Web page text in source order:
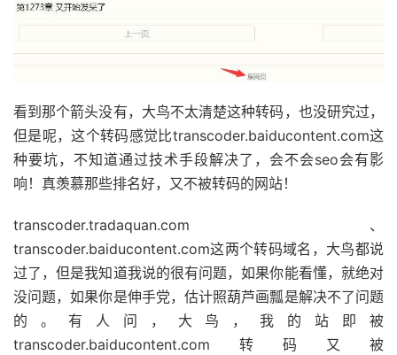
看到那个箭头没有，大鸟不太清楚这种转码，也没研究过，
但是呢，这个转码感觉比transcoder.baiducontent.com这
种要坑，不知道通过技术手段解决了，会不会seo会有影
响！真羡慕那些排名好，又不被转码的网站！
transcoder.tradaquan.com、
transcoder.baiducontent.com这两个转码域名，大鸟都说
过了，但是我知道我说的很有问题，如果你能看懂，就绝对
没问题，如果你是伸手党，估计照葫芦画瓢是解决不了问题
的。有人问，大鸟，我的站即被
transcoder.baiducontent.com转码又被